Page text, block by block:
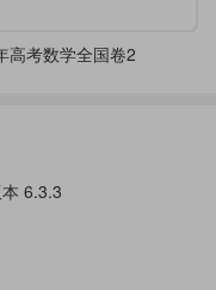
高考数学全国卷2
6.3.3